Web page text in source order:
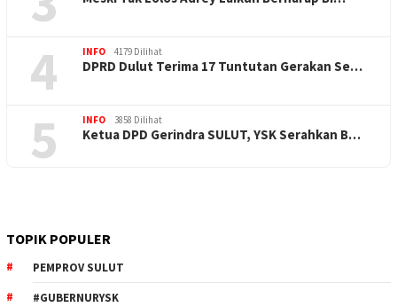
4 INFO 4179 Dilihat
DPRD Dulut Terima 17 Tuntutan Gerakan Se…
5 INFO 3858 Dilihat
Ketua DPD Gerindra SULUT, YSK Serahkan B…
TOPIK POPULER
PEMPROV SULUT
#GUBERNURYSK